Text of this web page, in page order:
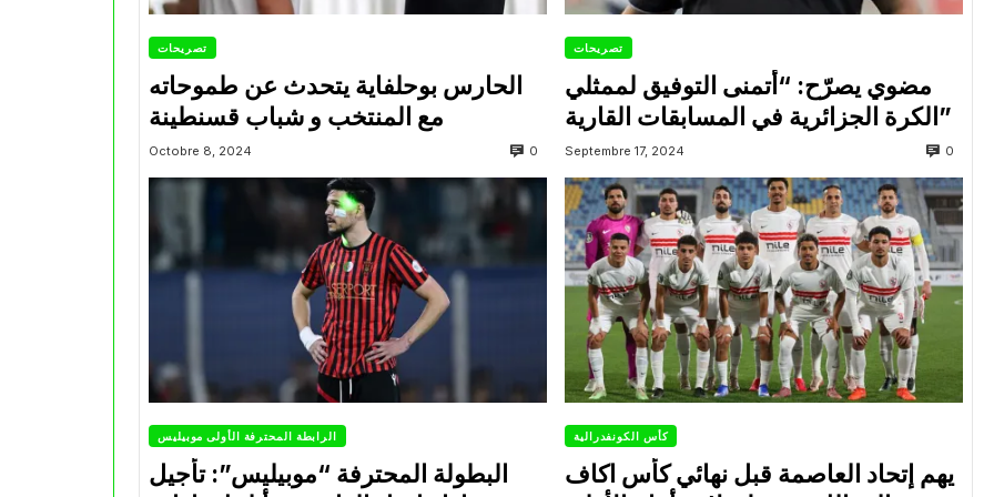
تصريحات
الحارس بوحلفاية يتحدث عن طموحاته
مع المنتخب و شباب قسنطينة
Octobre 8, 2024 0
تصريحات
مضوي يصرّح: “أتمنى التوفيق لممثلي
الكرة الجزائرية في المسابقات القارية”
Septembre 17, 2024 0
الرابطة المحترفة الأولى موبيليس
البطولة المحترفة “موبيليس”: تأجيل
كأس الكونفدرالية
يهم إتحاد العاصمة قبل نهائي كأس اكاف